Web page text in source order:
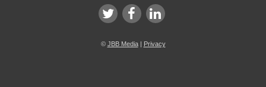
© JBB Media| Privacy